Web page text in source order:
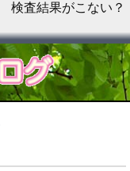
検査結果がこない？